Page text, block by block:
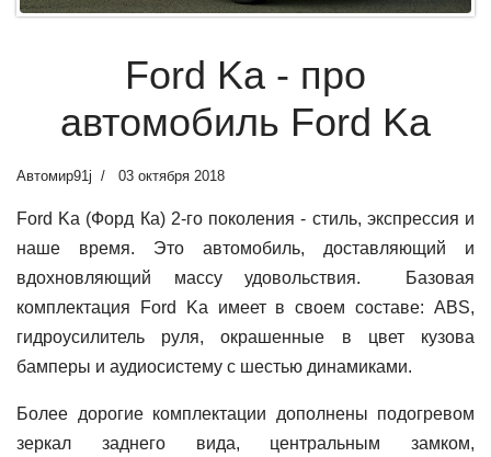
Ford Ka - про
автомобиль Ford Ka
Автомир91j 03 октября 2018
Ford Ka (Форд Ка) 2-го поколения - стиль, экспрессия и
наше время. Это автомобиль, доставляющий и
вдохновляющий массу удовольствия.
Базовая
комплектация Ford Ka имеет в своем составе: ABS,
гидроусилитель руля, окрашенные в цвет кузова
бамперы и аудиосистему с шестью динамиками.
Более дорогие комплектации дополнены подогревом
зеркал заднего вида, центральным замком,